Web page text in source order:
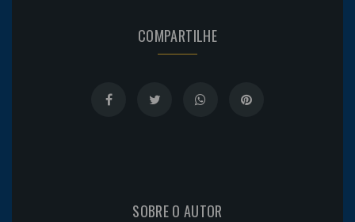
COMPARTILHE
SOBRE O AUTOR